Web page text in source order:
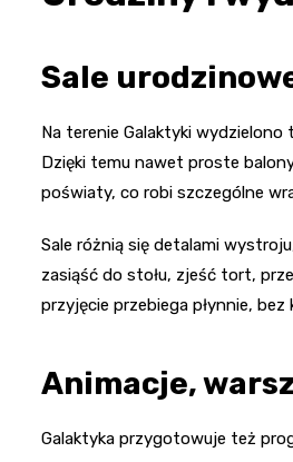
Sale
Na terenie Galaktyki
Dzięki temu nawet proste
poświaty, co robi szczególne
Sale różnią się detalami
zasiąść do stołu, zjeść tort,
przyjęcie przebiega płynnie,
Animacje,
Galaktyka przygotowuje też